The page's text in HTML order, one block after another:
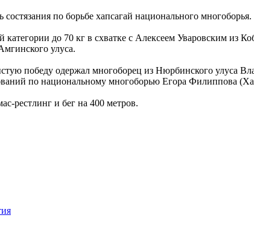
состязания по борьбе хапсагай национального многоборья.
категории до 70 кг в схватке с Алексеем Уваровским из
улуса.
победу одержал многоборец из Нюрбинского улуса
по национальному многоборью Егора Филиппова
рестлинг и бег на 400 метров.